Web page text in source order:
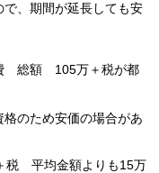
、期間が延長しても安
総額 105万＋税が都
格のため安価の場合があ
税 平均金額よりも15万